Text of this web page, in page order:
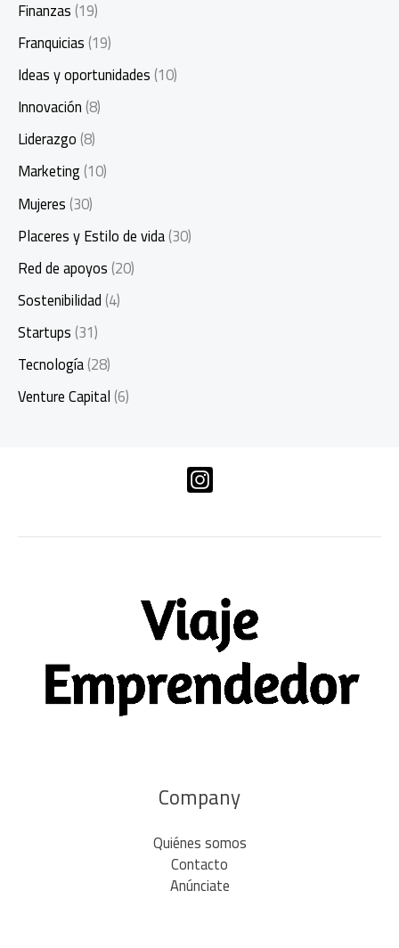
Finanzas(19)
Franquicias(19)
Ideas y oportunidades(10)
Innovación(8)
Liderazgo(8)
Marketing(10)
Mujeres(30)
Placeres y Estilo de vida(30)
Red de apoyos(20)
Sostenibilidad(4)
Startups(31)
Tecnología(28)
Venture Capital(6)
Company
Quiénes somos
Contacto
Anúnciate